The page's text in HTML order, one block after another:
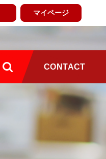
マイページ
CONTACT